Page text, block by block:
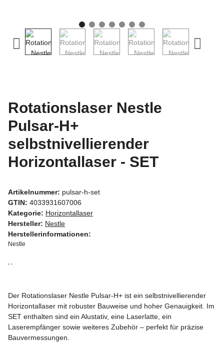
Rotationslaser Nestle
Pulsar-H+
selbstnivellierender
Horizontallaser - SET
Artikelnummer: pulsar-h-set
GTIN: 4033931607006
Kategorie: Horizontallaser
Hersteller: Nestle
Herstellerinformationen:
Nestle
, ,
Der Rotationslaser Nestle Pulsar-H+ ist ein selbstnivellierender
Horizontallaser mit robuster Bauweise und hoher Genauigkeit. Im
SET enthalten sind ein Alustativ, eine Laserlatte, ein
Laserempfänger sowie weiteres Zubehör – perfekt für präzise
Bauvermessungen.